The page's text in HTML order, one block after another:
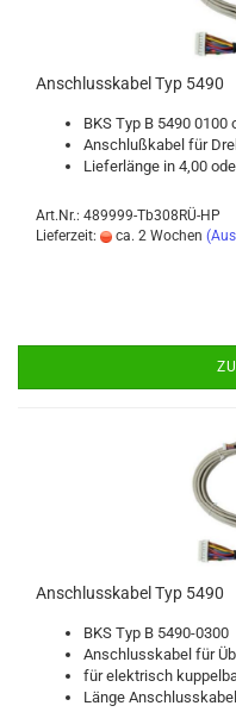
An­schluss­ka­bel Typ 5490
BKS Typ B 5490 0100
An­schluß­ka­bel für
Lie­fer­län­ge in 4,00
Art.Nr.: 489999-Tb308RÜ-HP
Lieferzeit:
ca. 2 Wochen
An­schluss­ka­bel Typ 5490
BKS Typ B 5490-​0300
An­schluss­ka­bel für
für elek­trisch
Länge